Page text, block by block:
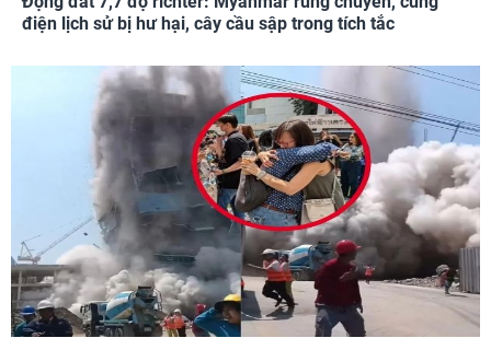
điện lịch sử bị hư hại, cây cầu sập trong tích tắc